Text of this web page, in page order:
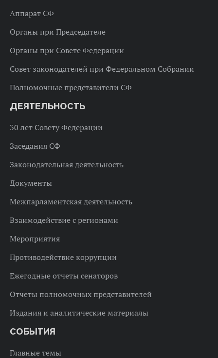
Аппарат СФ
Органы при Председателе
Органы при Совете Федерации
Совет законодателей при Федеральном Собрании
Полномочные представители СФ
ДЕЯТЕЛЬНОСТЬ
30 лет Совету Федерации
Заседания СФ
Законодательная деятельность
Документы
Межпарламентская деятельность
Взаимодействие с регионами
Мероприятия
Противодействие коррупции
Ежегодные отчеты сенаторов
Отчеты полномочных представителей
Издания и аналитические материалы
СОБЫТИЯ
Главные темы